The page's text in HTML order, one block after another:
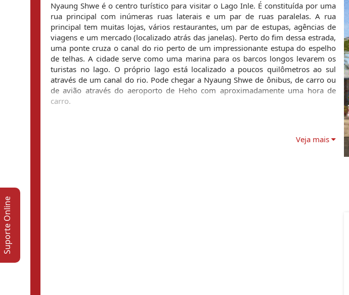
Nyaung Shwe é o centro turístico para visitar o Lago Inle. É constituída por uma
rua principal com inúmeras ruas laterais e um par de ruas paralelas. A rua
principal tem muitas lojas, vários restaurantes, um par de estupas, agências de
viagens e um mercado (localizado atrás das janelas). Perto do fim dessa estrada,
uma ponte cruza o canal do rio perto de um impressionante estupa do espelho
de telhas. A cidade serve como uma marina para os barcos longos levarem os
turistas no lago. O próprio lago está localizado a poucos quilômetros ao sul
através de um canal do rio. Pode chegar a Nyaung Shwe de ônibus, de carro ou
de avião através do aeroporto de Heho com aproximadamente uma hora de
carro.
Veja mais
Suporte Online